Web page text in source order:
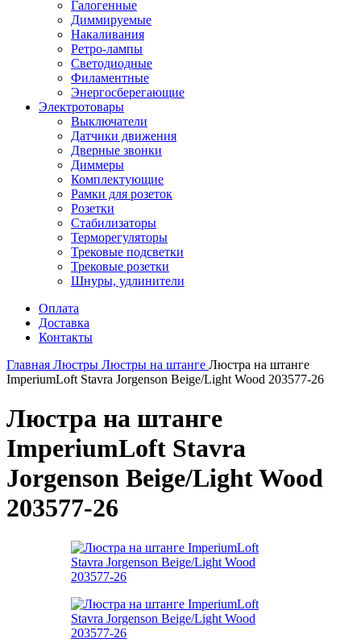
Галогенные
Диммируемые
Накаливания
Ретро-лампы
Светодиодные
Филаментные
Энергосберегающие
Электротовары
Выключатели
Датчики движения
Дверные звонки
Диммеры
Комплектующие
Рамки для розеток
Розетки
Стабилизаторы
Терморегуляторы
Трековые подсветки
Трековые розетки
Шнуры, удлинители
Оплата
Доставка
Контакты
Главная Люстры Люстры на штанге Люстра на штанге
ImperiumLoft Stavra Jorgenson Beige/Light Wood 203577-26
Люстра на штанге
ImperiumLoft Stavra
Jorgenson Beige/Light Wood
203577-26